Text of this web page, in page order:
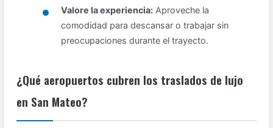
Valore la experiencia: Aproveche la
comodidad para descansar o trabajar sin
preocupaciones durante el trayecto.
¿Qué aeropuertos cubren los traslados de lujo
en San Mateo?